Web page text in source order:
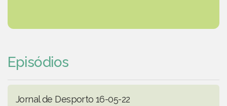
Episódios
Jornal de Desporto 16-05-22